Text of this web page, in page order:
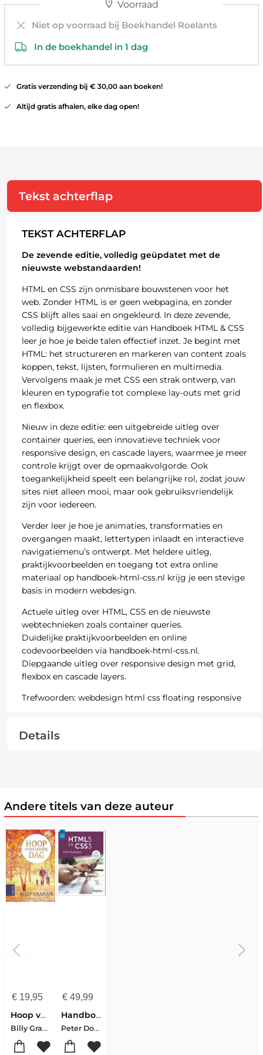
Voorraad
Niet op voorraad bij Boekhandel Roelants
In de boekhandel in 1 dag
Gratis verzending bij € 30,00 aan boeken!
Altijd gratis afhalen, elke dag open!
Tekst achterflap
TEKST ACHTERFLAP
De zevende editie, volledig geüpdatet met de
nieuwste webstandaarden!
HTML en CSS zijn onmisbare bouwstenen voor het
web. Zonder HTML is er geen webpagina, en zonder
CSS blijft alles saai en ongekleurd. In deze zevende,
volledig bijgewerkte editie van Handboek HTML & CSS
leer je hoe je beide talen effectief inzet. Je begint met
HTML: het structureren en markeren van content zoals
koppen, tekst, lijsten, formulieren en multimedia.
Vervolgens maak je met CSS een strak ontwerp, van
kleuren en typografie tot complexe lay-outs met grid
en flexbox.
Nieuw in deze editie: een uitgebreide uitleg over
container queries, een innovatieve techniek voor
responsive design, en cascade layers, waarmee je meer
controle krijgt over de opmaakvolgorde. Ook
toegankelijkheid speelt een belangrijke rol, zodat jouw
sites niet alleen mooi, maar ook gebruiksvriendelijk
zijn voor iedereen.
Verder leer je hoe je animaties, transformaties en
overgangen maakt, lettertypen inlaadt en interactieve
navigatiemenu’s ontwerpt. Met heldere uitleg,
praktijkvoorbeelden en toegang tot extra online
materiaal op handboek-html-css.nl krijg je een stevige
basis in modern webdesign.
Actuele uitleg over HTML, CSS en de nieuwste
webtechnieken zoals container queries.
Duidelijke praktijkvoorbeelden en online
codevoorbeelden via handboek-html-css.nl.
Diepgaande uitleg over responsive design met grid,
flexbox en cascade layers.
Trefwoorden: webdesign html css floating responsive
Details
Andere titels van deze auteur
€19,95
Hoop voor iedere dag
Billy Graham
€49,99
Handboek HTML5 en CSS
Peter Doolaard